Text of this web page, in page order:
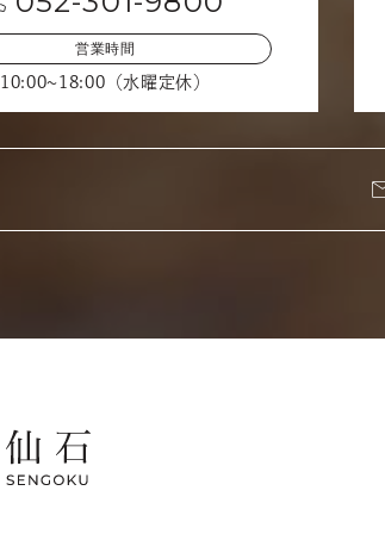
営業時間
10:00~18:00（水曜定休）